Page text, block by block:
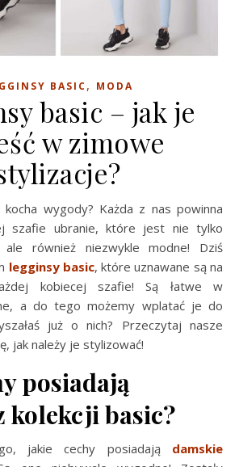
BASIC, MODA
basic – jak je
w zimowe
szafie ubranie, które jest nie tylko
również niezwykle modne! Dziś
legginsy basic, które uznawane są na
kobiecej szafie! Są łatwe w
a do tego możemy wplatać je do
już o nich? Przeczytaj nasze
jak należy je stylizować!
posiadają
kolekcji basic?
jakie cechy posiadają damskie